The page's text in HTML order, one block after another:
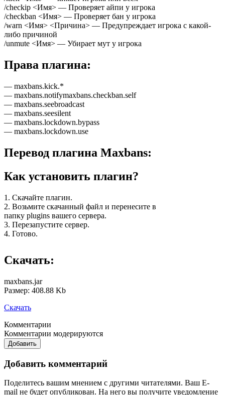
/checkip <Имя> — Проверяет айпи у игрока
/checkban <Имя> — Проверяет бан у игрока
/warn <Имя> <Причина> — Предупреждает игрока с какой-
либо причиной
/unmute <Имя> — Убирает мут у игрока
Права плагина:
— maxbans.kick.*
— maxbans.notifymaxbans.checkban.self
— maxbans.seebroadcast
— maxbans.seesilent
— maxbans.lockdown.bypass
— maxbans.lockdown.use
Перевод плагина Maxbans:
Как установить плагин?
1. Скачайте плагин.
2. Возьмите скачанный файл и перенесите в
папку plugins вашего сервера.
3. Перезапустите сервер.
4. Готово.
Скачать:
maxbans.jar
Размер: 408.88 Kb
Скачать
Комментарии
Комментарии модерируются
Добавить
Добавить комментарий
Поделитесь вашим мнением с другими читателями. Ваш E-
mail не будет опубликован. На него вы получите уведомление